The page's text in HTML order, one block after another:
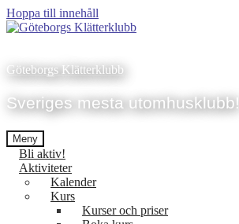
Hoppa till innehåll
Göteborgs Klätterklubb
Sveriges mesta utomhusklubb!
Meny
Bli aktiv!
Aktiviteter
Kalender
Kurs
Kurser och priser